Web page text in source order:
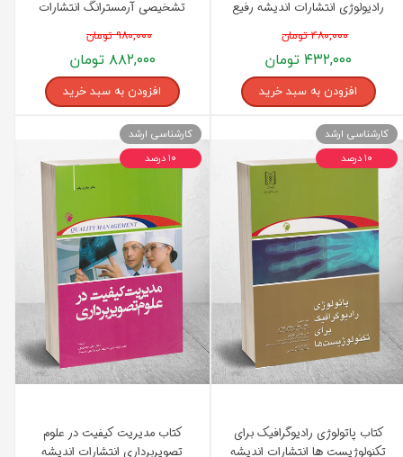
رادیولوژی انتشارات اندیشه رفیع
۴۸۰,۰۰۰ تومان
۴۳۲,۰۰۰ تومان
افزودن به سبد خرید
تشخیصی آرمسترانگ انتشارات
۹۸۰,۰۰۰ تومان
۸۸۲,۰۰۰ تومان
افزودن به سبد خرید
کتاب پاتولوژی رادیوگرافیک برای
تکنولوژیست ها انتشارات اندیشه
کارشناسی ارشد
۱۰ درصد
کتاب مدیریت کیفیت در علوم
تصویربرداری انتشارات اندیشه
کارشناسی ارشد
۱۰ درصد